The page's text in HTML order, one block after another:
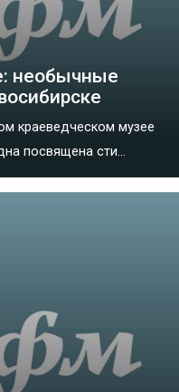
необычные
краеведческом музее
посвящена сти...